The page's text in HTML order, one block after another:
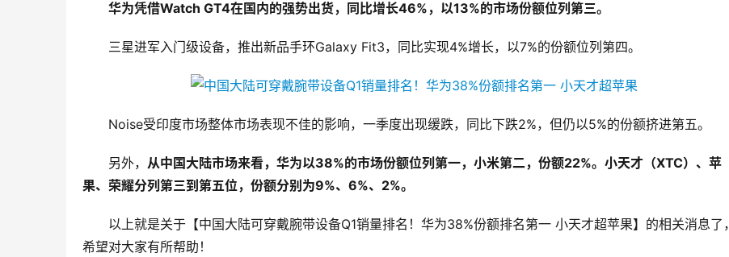
华为凭借Watch GT4在国内的强势出货，同比增长46%，以13%的市场份额位列第三。
三星进军入门级设备，推出新品手环Galaxy Fit3，同比实现4%增长，以7%的份额位列第四。
Noise受印度市场整体市场表现不佳的影响，一季度出现缓跌，同比下跌2%，但仍以5%的份额挤进第五。
另外， 从中国大陆市场来看，华为以38%的市场份额位列第一，小米第二，份额22%。小天才（XTC）、苹
果、荣耀分列第三到第五位，份额分别为9%、6%、2%。
以上就是关于【中国大陆可穿戴腕带设备Q1销量排名！华为38%份额排名第一 小天才超苹果】的相关消息了，
希望对大家有所帮助！